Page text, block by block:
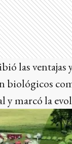
las ventajas
biológicos
y marcó la